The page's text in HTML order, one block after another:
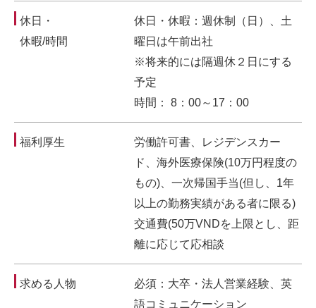
休日・
休暇/時間
休日・休暇：週休制（日）、土
曜日は午前出社
※将来的には隔週休２日にする
予定
時間： 8：00～17：00
福利厚生
労働許可書、レジデンスカー
ド、海外医療保険(10万円程度の
もの)、一次帰国手当(但し、1年
以上の勤務実績がある者に限る)
交通費(50万VNDを上限とし、距
離に応じて応相談
求める人物
必須：大卒・法人営業経験、英
語コミュニケーション